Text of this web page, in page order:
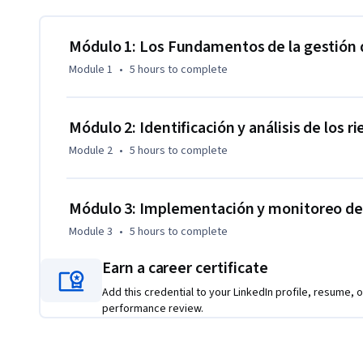
ejercicios que te ayudarán a comprender conceptos y
América Latina y el Caribe, así como de buenas prácticas
- Herramientas de gestión de proyectos de desarrollo
- Gestión con enfoque en riesgos en proyectos de
Módulo 1: Los Fundamentos de la gestión
Module 1 • 5 hours to complete
Módulo 2: Identificación y análisis de los
Module 2 • 5 hours to complete
Módulo 3: Implementación y monitoreo de
Module 3 • 5 hours to complete
Earn a career certificate
Add this credential to your LinkedIn profile, resume,
performance review.